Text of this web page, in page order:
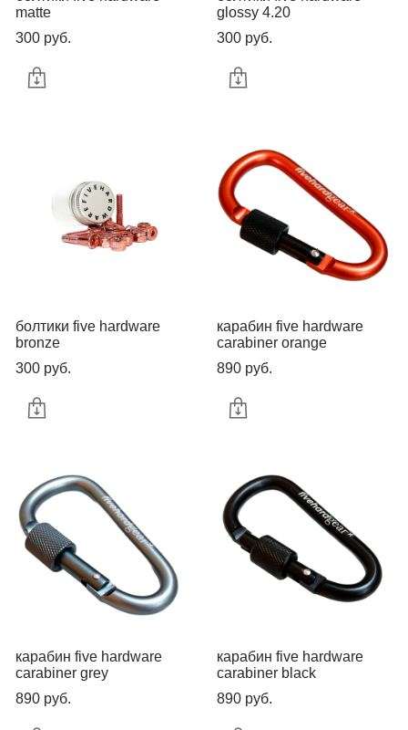
matte
300 pуб.
glossy 4.20
300 pуб.
болтики five hardware
bronze
300 pуб.
карабин five hardware
carabiner orange
890 pуб.
карабин five hardware
carabiner grey
890 pуб.
карабин five hardware
carabiner black
890 pуб.